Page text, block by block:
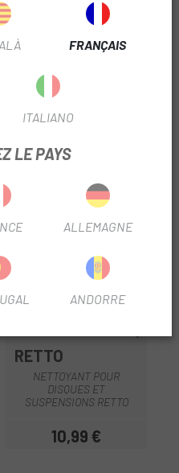
utilisé en toute sécurité
matériaux.
RETTO
NETTOYANT POUR
DISQUES ET
SUSPENSIONS RETTO
Prix
10,99 €
FRANÇAIS
ITALIANO
LE PAYS
ALLEMAGNE
ANDORRE